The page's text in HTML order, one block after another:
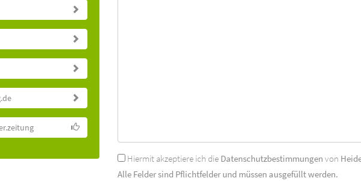
Hiermit akzeptiere ich die Datenschutzbestimmungen von
Alle Felder sind Pflichtfelder und müssen ausgefüllt werden.